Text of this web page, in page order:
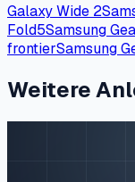
Galaxy Wide 2
Fold5Samsung
frontierSamsung
Weitere